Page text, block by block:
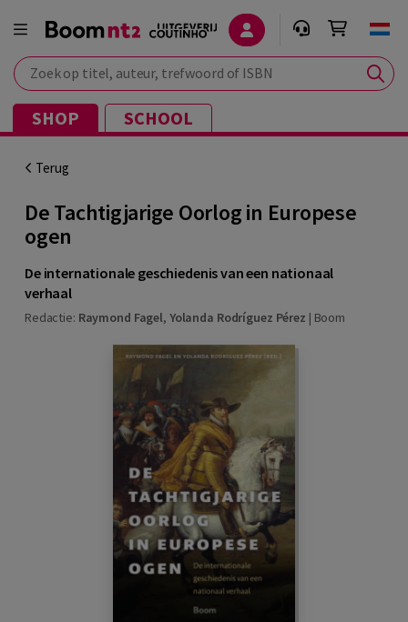
Zoek op titel, auteur, trefwoord of ISBN
SHOP SCHOOL
Terug
De Tachtigjarige Oorlog in Europese
ogen
De internationale geschiedenis van een nationaal
verhaal
Redactie: Raymond Fagel, Yolanda Rodríguez Pérez | Boom